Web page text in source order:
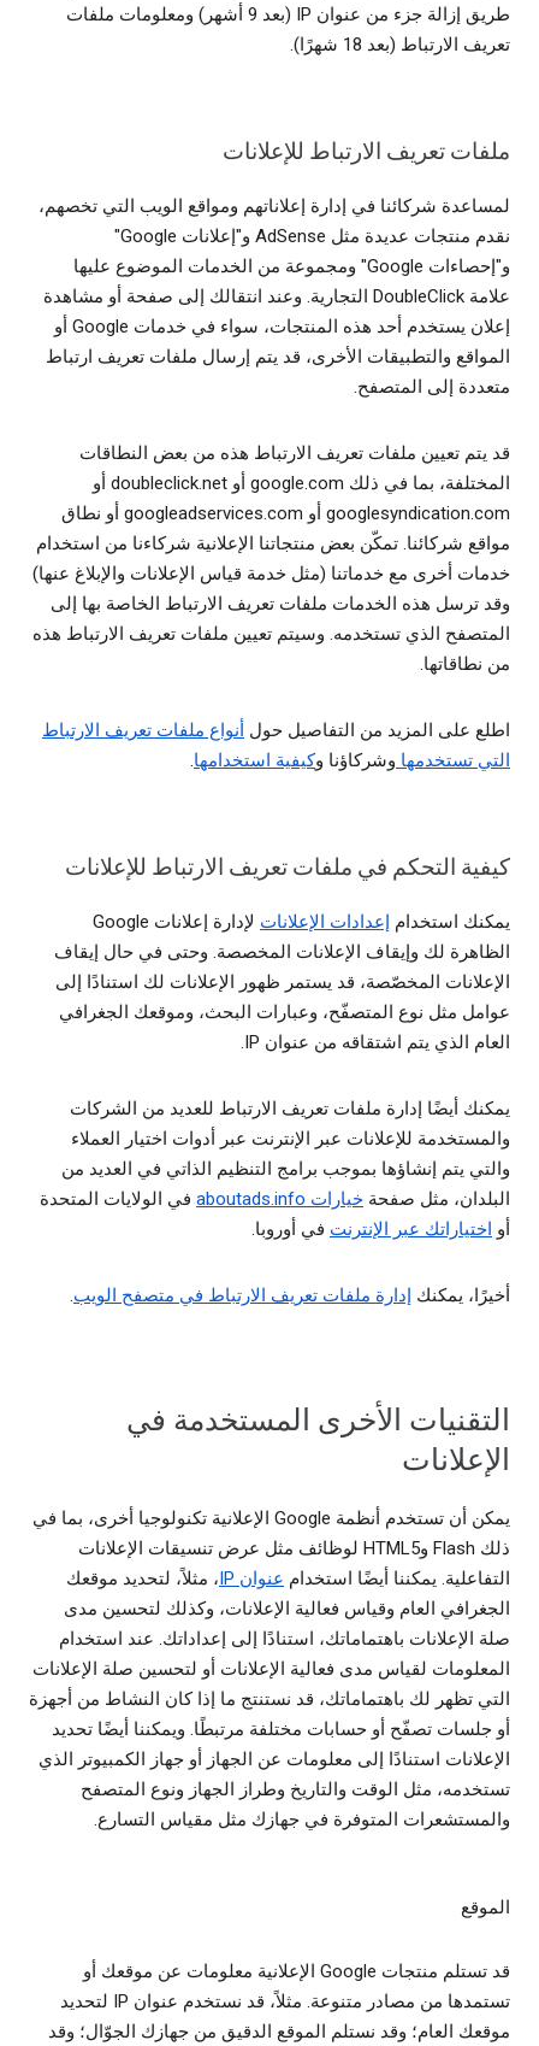
طريق إزالة جزء من عنوان IP (بعد 9 أشهر) ومعلومات ملفات
تعريف الارتباط (بعد 18 شهرًا).
ملفات تعريف الارتباط للإعلانات
لمساعدة شركائنا في إدارة إعلاناتهم ومواقع الويب التي تخصهم،
نقدم منتجات عديدة مثل AdSense و"إعلانات Google"
و"إحصاءات Google" ومجموعة من الخدمات الموضوع عليها
علامة DoubleClick التجارية. وعند انتقالك إلى صفحة أو مشاهدة
إعلان يستخدم أحد هذه المنتجات، سواء في خدمات Google أو
المواقع والتطبيقات الأخرى، قد يتم إرسال ملفات تعريف ارتباط
متعددة إلى المتصفح.
قد يتم تعيين ملفات تعريف الارتباط هذه من بعض النطاقات
المختلفة، بما في ذلك google.com أو doubleclick.net أو
googlesyndication.com أو googleadservices.com أو نطاق
مواقع شركائنا. تمكّن بعض منتجاتنا الإعلانية شركاءنا من استخدام
خدمات أخرى مع خدماتنا (مثل خدمة قياس الإعلانات والإبلاغ عنها)
وقد ترسل هذه الخدمات ملفات تعريف الارتباط الخاصة بها إلى
المتصفح الذي تستخدمه. وسيتم تعيين ملفات تعريف الارتباط هذه
من نطاقاتها.
اطلع على المزيد من التفاصيل حول أنواع ملفات تعريف الارتباط
التي تستخدمها وشركاؤنا وكيفية استخدامها.
كيفية التحكم في ملفات تعريف الارتباط للإعلانات
يمكنك استخدام إعدادات الإعلانات
لإدارة إعلانات Google
الظاهرة لك وإيقاف الإعلانات المخصصة. وحتى في حال إيقاف
الإعلانات المخصّصة، قد يستمر ظهور الإعلانات لك استنادًا إلى
عوامل مثل نوع المتصفّح، وعبارات البحث، وموقعك الجغرافي
العام الذي يتم اشتقاقه من عنوان IP.
يمكنك أيضًا إدارة ملفات تعريف الارتباط للعديد من الشركات
والمستخدمة للإعلانات عبر الإنترنت عبر أدوات اختيار العملاء
والتي يتم إنشاؤها بموجب برامج التنظيم الذاتي في العديد من
البلدان، مثل صفحة خيارات aboutads.info
في الولايات المتحدة
أو اختياراتك عبر الإنترنت في أوروبا.
أخيرًا، يمكنك إدارة ملفات تعريف الارتباط في متصفح الويب.
التقنيات الأخرى المستخدمة في
الإعلانات
يمكن أن تستخدم أنظمة Google الإعلانية تكنولوجيا أخرى، بما في
ذلك Flash وHTML5 لوظائف مثل عرض تنسيقات الإعلانات
التفاعلية. يمكننا أيضًا استخدام عنوان IP
، مثلاً، لتحديد موقعك
الجغرافي العام وقياس فعالية الإعلانات، وكذلك لتحسين مدى
صلة الإعلانات باهتماماتك، استنادًا إلى إعداداتك. عند استخدام
المعلومات لقياس مدى فعالية الإعلانات أو لتحسين صلة الإعلانات
التي تظهر لك باهتماماتك، قد نستنتج ما إذا كان النشاط من أجهزة
أو جلسات تصفّح أو حسابات مختلفة مرتبطًا. ويمكننا أيضًا تحديد
الإعلانات استنادًا إلى معلومات عن الجهاز أو جهاز الكمبيوتر الذي
تستخدمه، مثل الوقت والتاريخ وطراز الجهاز ونوع المتصفح
والمستشعرات المتوفرة في جهازك مثل مقياس التسارع.
الموقع
قد تستلم منتجات Google الإعلانية معلومات عن موقعك أو
تستمدها من مصادر متنوعة. مثلاً، قد نستخدم عنوان IP لتحديد
موقعك العام؛ وقد نستلم الموقع الدقيق من جهازك الجوّال؛ وقد